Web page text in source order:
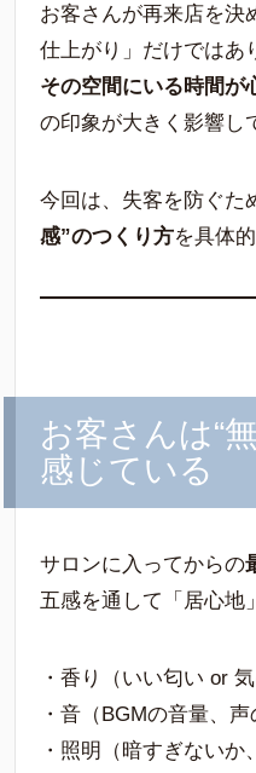
お客さんが再来店を決
仕上がり」だけではあ
その空間にいる時間が
の印象が大きく影響し
今回は、失客を防ぐた
感”のつくり方を具体
お客さんは“
感じている
サロンに入ってからの
五感を通して「居心地
・香り（いい匂い or
・音（BGMの音量、声
・照明（暗すぎないか